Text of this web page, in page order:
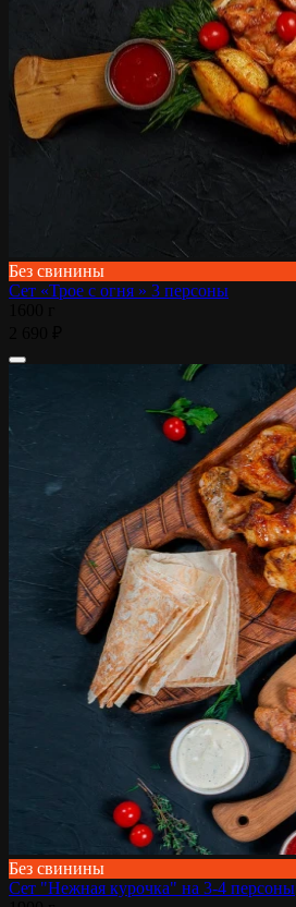
Без свинины
Сет «Трое с огня » 3 персоны
Без свинины
Сет "Нежная курочка" на 3-4 персоны